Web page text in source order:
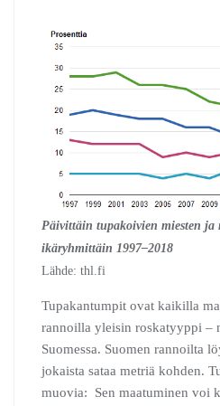
Päivittäin tupakoivien miesten ja
ikäryhmittäin 1997–2018
Lähde: thl.fi
Tupakantumpit ovat kaikilla
rannoilla yleisin roskatyyppi –
Suomessa. Suomen rannoilta
jokaista sataa metriä kohden.
muovia: Sen maatuminen voi